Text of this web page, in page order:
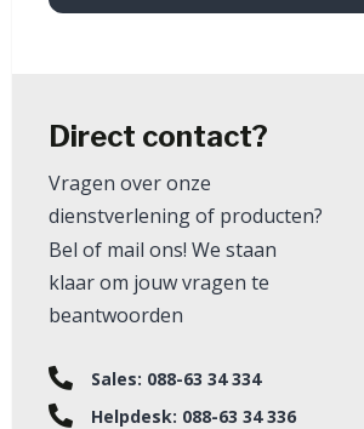
Direct contact?
Vragen over onze
dienstverlening of producten?
Bel of mail ons! We staan
klaar om jouw vragen te
beantwoorden
Sales: 088-63 34 334
Helpdesk: 088-63 34 336